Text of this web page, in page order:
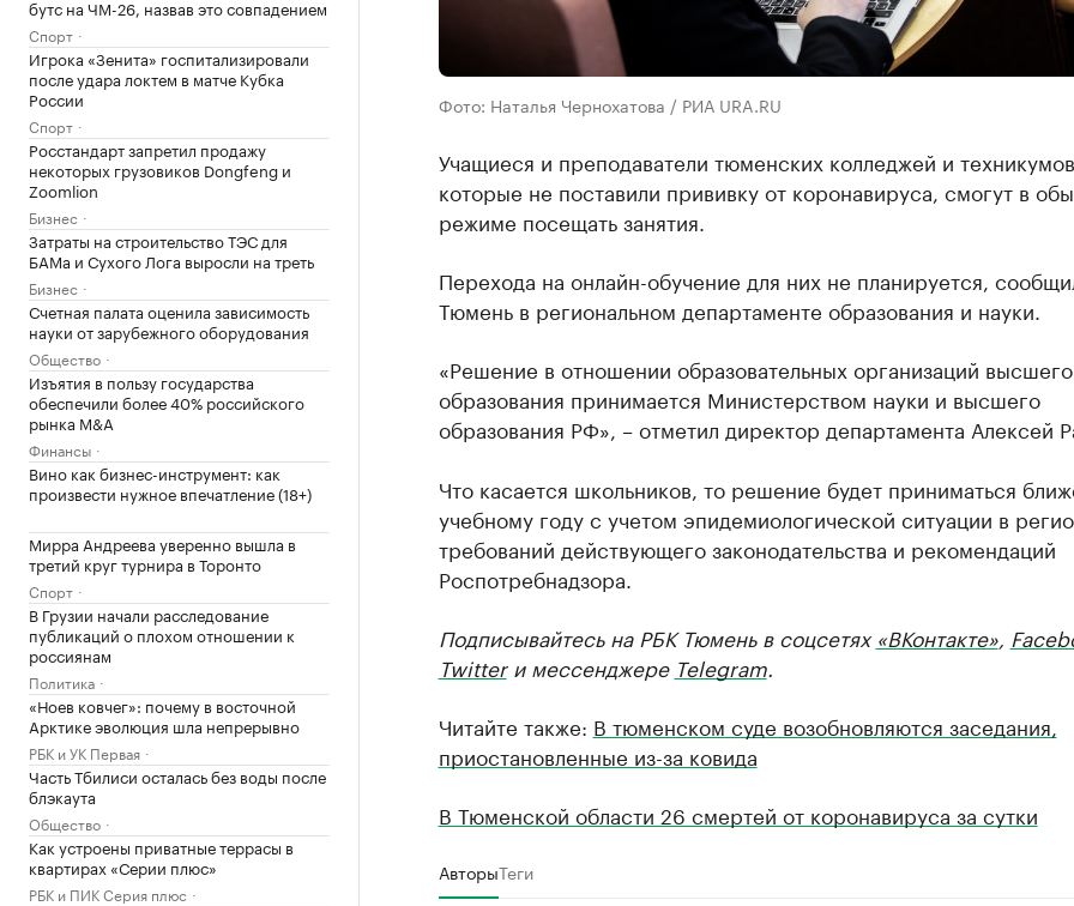
бутс на ЧМ-26, назвав это совпадением
Спорт
Игрока «Зенита» госпитализировали
после удара локтем в матче Кубка
России
Спорт
Росстандарт запретил продажу
некоторых грузовиков Dongfeng и
Zoomlion
Бизнес
Затраты на строительство ТЭС для
БАМа и Сухого Лога выросли на треть
Бизнес
Счетная палата оценила зависимость
науки от зарубежного оборудования
Общество
Изъятия в пользу государства
обеспечили более 40% российского
рынка M&A
Финансы
Вино как бизнес-инструмент: как
произвести нужное впечатление (18+)
Мирра Андреева уверенно вышла в
третий круг турнира в Торонто
Спорт
В Грузии начали расследование
публикаций о плохом отношении к
россиянам
Политика
«Ноев ковчег»: почему в восточной
Арктике эволюция шла непрерывно
РБК и УК Первая
Часть Тбилиси осталась без воды после
блэкаута
Общество
Как устроены приватные террасы в
квартирах «Серии плюс»
РБК и ПИК Серия плюс
Фото: Наталья Чернохатова / РИА URA.RU
Учащиеся и преподаватели тюменских колледжей и техникумов,
которые не поставили прививку от коронавируса, смогут в
режиме посещать занятия.
Перехода на онлайн-обучение для них не планируется,
Тюмень в региональном департаменте образования и науки.
«Решение в отношении образовательных организаций высшего
образования принимается Министерством науки и высшего
образования РФ», – отметил директор департамента Алексей
Что касается школьников, то решение будет приниматься
учебному году с учетом эпидемиологической ситуации в
требований действующего законодательства и рекомендаций
Роспотребнадзора.
Подписывайтесь на РБК Тюмень в соцсетях«ВКонтакте»,
Twitterи мессенджере Telegram.
Читайте также: В тюменском суде возобновляются заседания,
приостановленные из-за ковида
В Тюменской области 26 смертей от коронавируса за сутки
АвторыТеги